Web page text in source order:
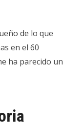
de lo que
en el 60
ha parecido un